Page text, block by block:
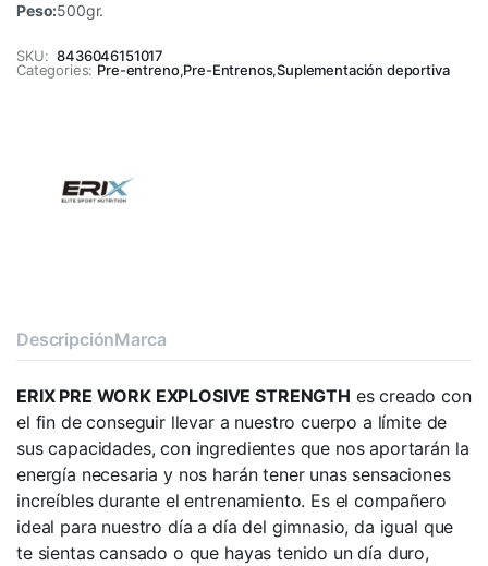
Peso:500gr.
SKU: 8436046151017
Categories: Pre-entreno,Pre-Entrenos,Suplementación deportiva
DescripciónMarca
ERIX PRE WORK EXPLOSIVE STRENGTH es creado con
el fin de conseguir llevar a nuestro cuerpo a límite de
sus capacidades, con ingredientes que nos aportarán la
energía necesaria y nos harán tener unas sensaciones
increíbles durante el entrenamiento. Es el compañero
ideal para nuestro día a día del gimnasio, da igual que
te sientas cansado o que hayas tenido un día duro,